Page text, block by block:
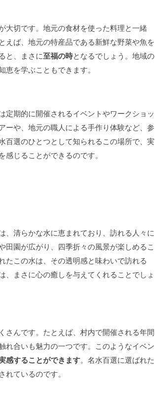
大切です。地元の食材を使った料理と一緒
えば、地元の特産品である新鮮な野菜や魚を
と、まさに至福の時となるでしょう。地域の
を学ぶこともできます。
定期的に開催されるイベントやワークショッ
ーや、地元の職人による手作り体験など、参
百選のひとつとして知られるこの場所で、実
じることができるのです。
、清らかな水に恵まれており、訪れる人々に
田園が広がり、四季折々の風景が楽しめるこ
たこの水は、その透明感と味わいで訪れる
、まさに心の癒しを与えてくれることでしょ
さんです。たとえば、村内で開催される年間
れ合いも魅力の一つです。このようなイベン
感することができます。名水百選に選ばれた
ているのです。